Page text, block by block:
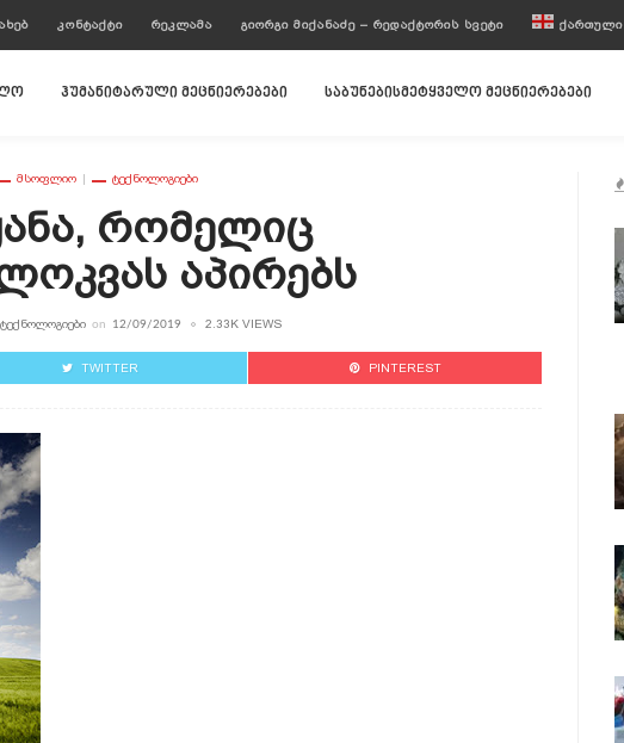
ᲙᲝᲜᲢᲐᲥᲢᲘ ᲠᲔᲙᲚᲐᲛᲐ ᲒᲘᲝᲠᲒᲘ ᲛᲘᲥᲐᲜᲐᲫᲔ – ᲠᲔᲓᲐᲥᲢᲝᲠᲘᲡ ᲡᲕᲔᲢᲘ ᲥᲐᲠᲗᲣᲚᲘ
ჰუმანიტარული მეცნიერებები საბუნებისმეტყველო მეცნიერებები
ᲛᲡᲝᲤᲚᲘᲝ ᲢᲔᲥᲜᲝᲚᲝᲒᲘᲔᲑᲘ
Რომელიც
Აპირებს
ᲢᲔᲥᲜᲝᲚᲝᲒᲘᲔᲑᲘ on 12/09/2019 2.33K VIEWS
TWITTER PINTEREST